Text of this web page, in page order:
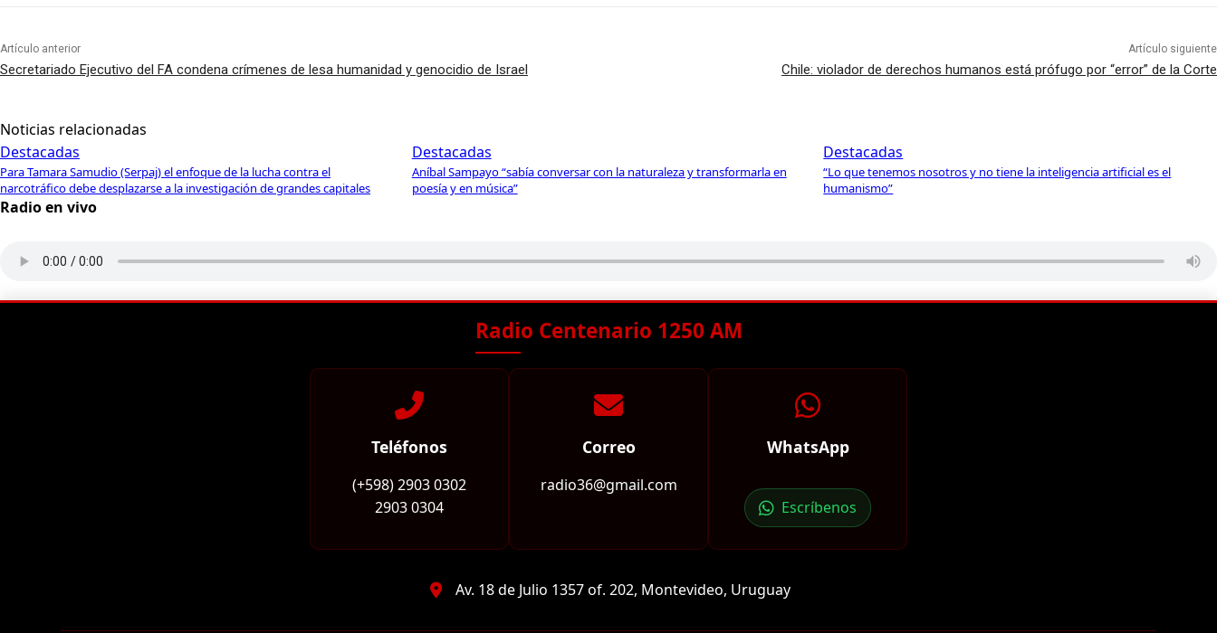
Artículo anterior
Secretariado Ejecutivo del FA condena crímenes de lesa humanidad y genocidio de Israel
Artículo siguiente
Chile: violador de derechos humanos está prófugo por “error” de la Corte
Noticias relacionadas
Destacadas
Para Tamara Samudio (Serpaj) el enfoque de la lucha contra el
narcotráfico debe desplazarse a la investigación de grandes capitales
Destacadas
Aníbal Sampayo “sabía conversar con la naturaleza y transformarla en
poesía y en música”
Destacadas
“Lo que tenemos nosotros y no tiene la inteligencia artificial es el
humanismo”
Radio en vivo
Radio Centenario 1250 AM
Teléfonos
(+598) 2903 0302
2903 0304
Correo
radio36@gmail.com
WhatsApp
Escríbenos
Av. 18 de Julio 1357 of. 202, Montevideo, Uruguay